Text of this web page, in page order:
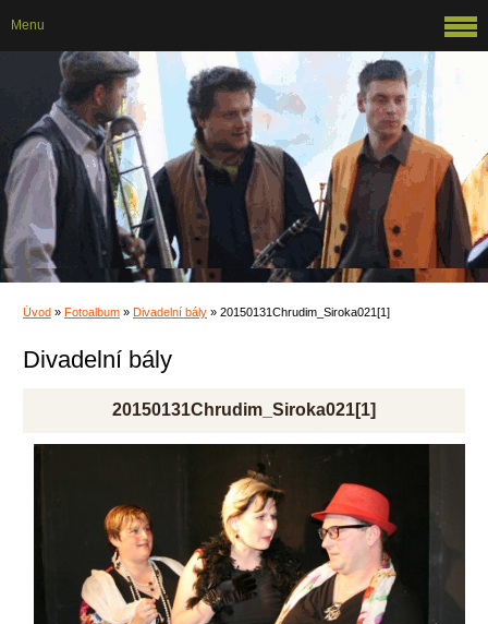
Úvod » Fotoalbum » Divadelní bály » 20150131Chrudim_Siroka021[1]
Divadelní bály
20150131Chrudim_Siroka021[1]
Menu